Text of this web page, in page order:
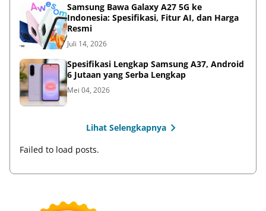
Samsung Bawa Galaxy A27 5G ke
Indonesia: Spesifikasi, Fitur AI, dan Harga
Resmi
Juli 14, 2026
Spesifikasi Lengkap Samsung A37, Android
6 Jutaan yang Serba Lengkap
Mei 04, 2026
Lihat Selengkapnya
Failed to load posts.